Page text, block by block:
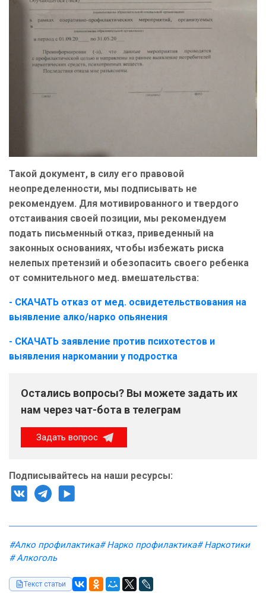
Такой документ, в силу его правовой
неопределенности, мы подписывать не
рекомендуем. Для мотивированного и твердого
отстаивания своей позиции, мы рекомендуем
подать письменный отказ, приведенный на
законных основаниях, чтобы избежать риска
нелепых претензий и обезопасить своего ребенка
от сомнительного мед. вмешательства:
- СКАЧАТЬ отказ от мед. освидетельствования на
выявление алко/нарко опьянения
- СКАЧАТЬ заявление против психотестов и
выявления наркомании у подростка
Остались вопросы? Вы можете задать их
нам через чат-бота в телеграм
Задать вопрос
Подписывайтесь на наши ресурсы:
#Алко профилактика# Нарко профилактика# Наркотики
# Алкоголь
Текст статьи